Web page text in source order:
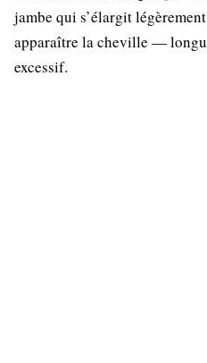
jambe qui s’élargit
apparaître la cheville —
excessif.